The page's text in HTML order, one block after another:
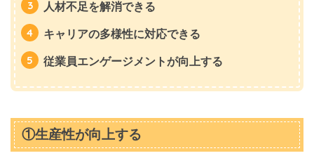
人材不足を解消できる
キャリアの多様性に対応できる
従業員エンゲージメントが向上する
①生産性が向上する